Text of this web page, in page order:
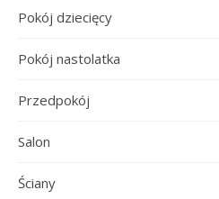
Pokój dziecięcy
Pokój nastolatka
Przedpokój
Salon
Ściany